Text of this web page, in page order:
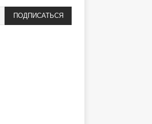
ПОДПИСАТЬСЯ